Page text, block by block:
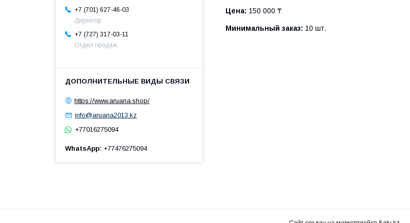
Цена: 150 000 ₸
Минимальный заказ: 10 шт.
+7 (701) 627-46-03
Директор
+7 (727) 317-03-11
Отдел продаж
https://www.aruana.shop/
info@aruana2013.kz
+77016275094
WhatsApp +77476275094